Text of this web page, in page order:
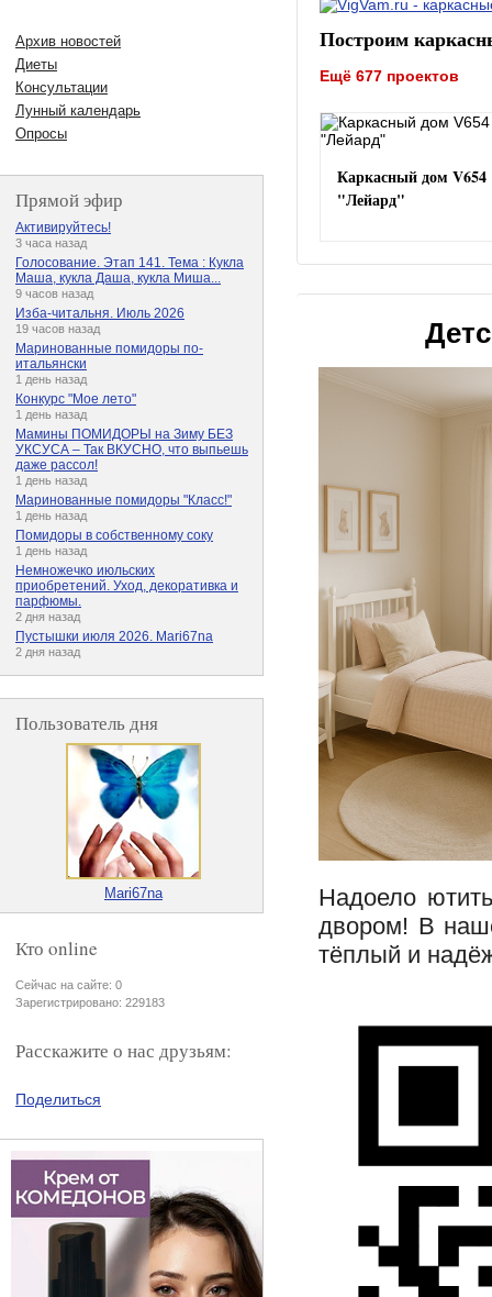
Построим
Ещё 677 проектов
Каркасный дом V654
"Лейард"
Надоело
двором! В
тёплый и
Архив новостей
Диеты
Консультации
Лунный календарь
Опросы
Прямой эфир
Активируйтесь!
3 часа назад
Голосование. Этап 141. Тема : Кукла
Маша, кукла Даша, кукла Миша...
9 часов назад
Изба-читальня. Июль 2026
19 часов назад
Маринованные помидоры по-
итальянски
1 день назад
Конкурс "Мое лето"
1 день назад
Мамины ПОМИДОРЫ на Зиму БЕЗ
УКСУСА – Так ВКУСНО, что выпьешь
даже рассол!
1 день назад
Маринованные помидоры "Класс!"
1 день назад
Помидоры в собственному соку
1 день назад
Немножечко июльских
приобретений. Уход, декоративка и
парфюмы.
2 дня назад
Пустышки июля 2026. Mari67na
2 дня назад
Пользователь дня
Mari67na
Кто online
Сейчас на сайте: 0
Зарегистрировано: 229183
Расскажите о нас друзьям:
Поделиться